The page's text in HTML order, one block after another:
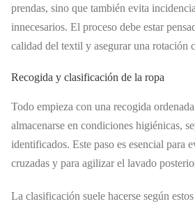
prendas, sino que también evita
innecesarios. El proceso debe estar
calidad del textil y asegurar una rotación
Recogida y clasificación de la ropa
Todo empieza con una recogida
almacenarse en condiciones higiénicas,
identificados. Este paso es esencial para
cruzadas y para agilizar el lavado
La clasificación suele hacerse según